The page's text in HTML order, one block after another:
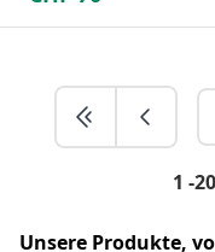
1 -20
Unsere Produkte,